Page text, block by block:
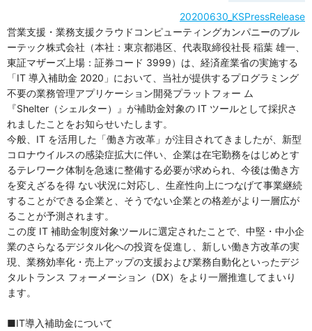
20200630_KSPressRelease
営業支援・業務支援クラウドコンピューティングカンパニーのブル
ーテック株式会社（本社：東京都港区、代表取締役社長 稲葉 雄一、
東証マザーズ上場：証券コード 3999）は、経済産業省の実施する
「IT 導入補助金 2020」において、当社が提供するプログラミング
不要の業務管理アプリケーション開発プラットフォー ム
『Shelter（シェルター）』が補助金対象の IT ツールとして採択さ
れましたことをお知らせいたします。
今般、IT を活用した「働き方改革」が注目されてきましたが、新型
コロナウイルスの感染症拡大に伴い、企業は在宅勤務をはじめとす
るテレワーク体制を急速に整備する必要が求められ、今後は働き方
を変えざるを得 ない状況に対応し、生産性向上につなげて事業継続
することができる企業と、そうでない企業との格差がより一層広が
ることが予測されます。
この度 IT 補助金制度対象ツールに選定されたことで、中堅・中小企
業のさらなるデジタル化への投資を促進し、新しい働き方改革の実
現、業務効率化・売上アップの支援および業務自動化といったデジ
タルトランス フォーメーション（DX）をより一層推進してまいり
ます。
■IT導入補助金について